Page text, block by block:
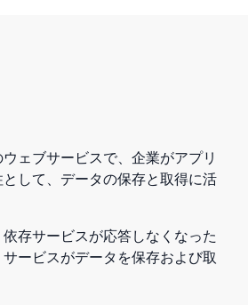
ェブサービスで、企業がアプリ
して、データの保存と取得に活
存サービスが応答しなくなった
ービスがデータを保存および取